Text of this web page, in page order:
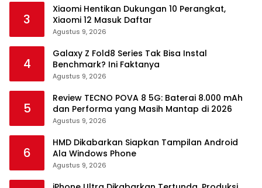
3
Xiaomi Hentikan Dukungan 10 Perangkat,
Xiaomi 12 Masuk Daftar
Agustus 9, 2026
4
Galaxy Z Fold8 Series Tak Bisa Instal
Benchmark? Ini Faktanya
Agustus 9, 2026
5
Review TECNO POVA 8 5G: Baterai 8.000 mAh
dan Performa yang Masih Mantap di 2026
Agustus 9, 2026
6
HMD Dikabarkan Siapkan Tampilan Android
Ala Windows Phone
Agustus 9, 2026